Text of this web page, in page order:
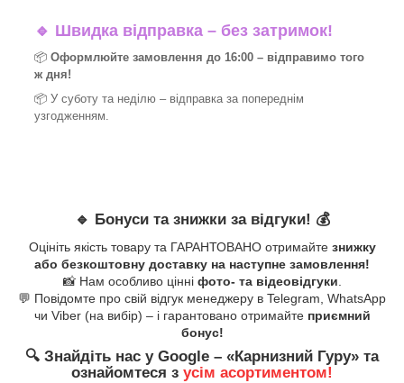
🔹 Швидка відправка – без затримок!
📦 Оформлюйте замовлення до 16:00 – відправимо того
ж дня!
📦 У суботу та неділю – відправка за попереднім
узгодженням.
🔹 Бонуси та знижки за відгуки! 💰
Оцініть якість товару та ГАРАНТОВАНО отримайте знижку
або безкоштовну доставку на наступне замовлення!
📸 Нам особливо цінні фото- та відеовідгуки.
💬 Повідомте про свій відгук менеджеру в Telegram, WhatsApp
чи Viber (на вибір) – і гарантовано отримайте приємний
бонус!
🔍 Знайдіть нас у Google – «Карнизний Гуру» та
ознайомтеся з усім асортиментом!